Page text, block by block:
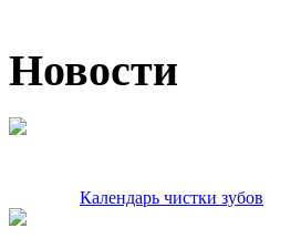
Новости
Календарь чистки зубов